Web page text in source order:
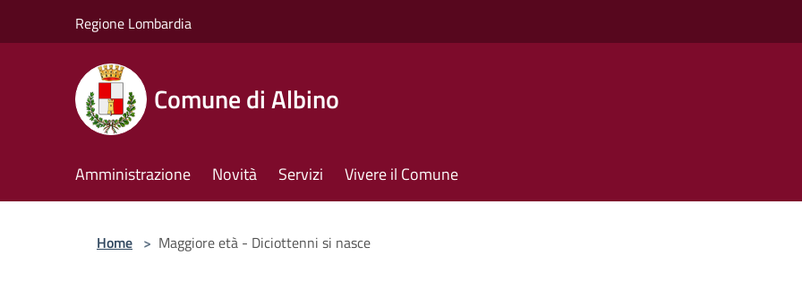
Regione Lombardia
Comune di Albino
Amministrazione Novità Servizi Vivere il Comune
Home > Maggiore età - Diciottenni si nasce